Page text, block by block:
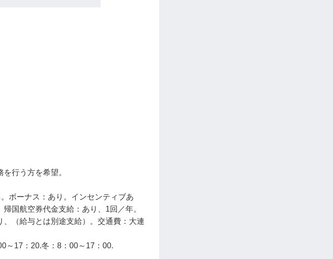
行う方を希望。
ボーナス：あり。インセンティブあ
国航空券代金支給：あり、1回／年。
（給与とは別途支給）。交通費：大連
あり。
～17：20.冬：8：00～17：00.